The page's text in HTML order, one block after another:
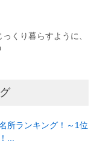
くり暮らすように、
所ランキング！～1位
...